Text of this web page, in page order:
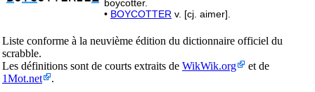
boycotter.
• BOYCOTTER v. [cj. aimer].
Liste conforme à la neuvième édition du dictionnaire officiel du
scrabble.
Les définitions sont de courts extraits de WikWik.org
et de
1Mot.net
.